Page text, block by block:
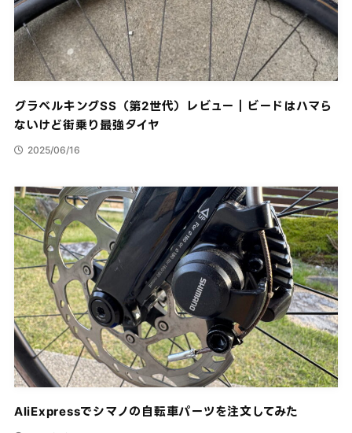
グラベルキングSS（第2世代）レビュー｜ビードはハマら
ないけど街乗り最強タイヤ
2025/06/16
AliExpressでシマノの自転車パーツを注文してみた